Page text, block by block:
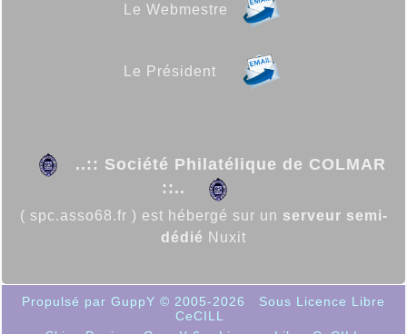
Le Webmestre
Le Président
..:: Société Philatélique de COLMAR
::..
( spc.asso68.fr ) est hébergé sur un serveur semi-
dédié Nuxit
Propulsé par GuppY © 2005-2026
Sous Licence Libre
CeCILL